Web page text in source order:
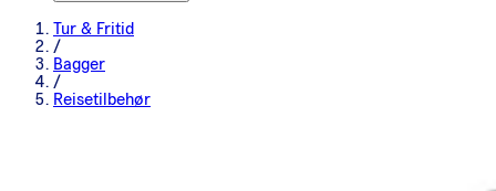
Tur & Fritid
/
Bagger
/
Reisetilbehør